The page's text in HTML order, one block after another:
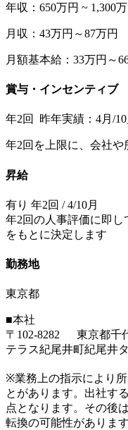
年収：650万円 ~ 1,300万
月収：43万円～87万円
月額基本給：33万円～
賞与・インセンティブ
年2回 昨年実績：4月/10
年2回を上限に、会社
昇給
有り 年2回 / 4/10月
年2回の人事評価に即
をもとに決定します
勤務地
東京都
■本社
〒102-8282 東京都千
テラス紀尾井町紀尾井
※業務上の指示により
とがあります。出社す
点となります。その後
転換の可能性があります